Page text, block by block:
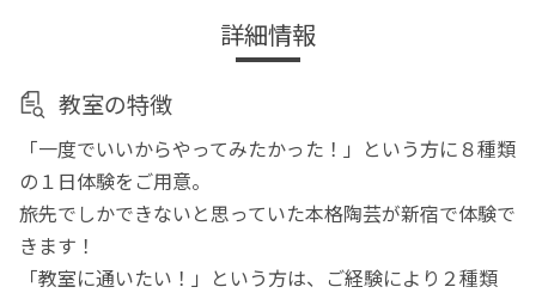
詳細情報
教室の特徴
「一度でいいからやってみたかった！」という方に８種類
の１日体験をご用意。
旅先でしかできないと思っていた本格陶芸が新宿で体験で
きます！
「教室に通いたい！」という方は、ご経験により２種類